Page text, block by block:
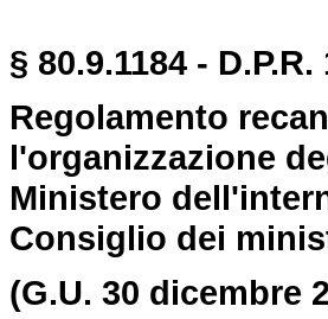
§ 80.9.1184 -
Regolamento
l'organizzazione
Ministero
Consiglio dei
(G.U. 30 dicembre